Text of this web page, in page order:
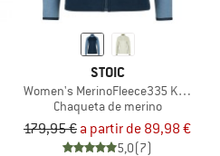
STOIC
Women's MerinoFleece335
Chaqueta de merino
179,95 € a partir de 89,98 €
5,0(7)